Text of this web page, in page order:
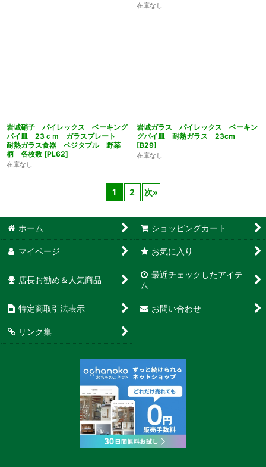
在庫なし
岩城硝子 パイレックス ベーキング
パイ皿 23ｃｍ ガラスプレート
耐熱ガラス食器 ベジタブル 野菜
柄 各枚数 [PL62]
在庫なし
岩城ガラス パイレックス ベーキン
グパイ皿 耐熱ガラス 23cm
[B29]
在庫なし
1 2 次»
ホーム ショッピングカート
マイページ お気に入り
店長お勧め＆人気商品
最近チェックしたアイテ
ム
特定商取引法表示 お問い合わせ
リンク集